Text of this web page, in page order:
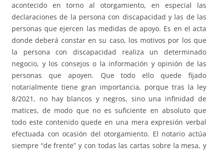
acontecido en torno al otorgamiento, en especial las
declaraciones de la persona con discapacidad y las de las
personas que ejercen las medidas de apoyo. Es en el acta
donde deberá constar en su caso, los motivos por los que
la persona con discapacidad realiza un determinado
negocio, y los consejos o la información y opinión de las
personas que apoyen. Que todo ello quede fijado
notarialmente tiene gran importancia, porque tras la ley
8/2021, no hay blancos y negros, sino una infinidad de
matices, de modo que no es suficiente en absoluto que
todo este contenido quede en una mera expresión verbal
efectuada con ocasión del otorgamiento. El notario actúa
siempre “de frente” y con todas las cartas sobre la mesa, y